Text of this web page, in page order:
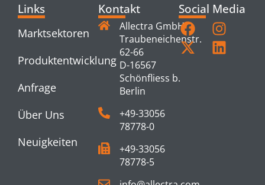
Links
Marktsektoren
Produktentwicklung
Anfrage
Über Uns
Neuigkeiten
Kontakt
Allectra GmbH
Traubeneichenstr.
62-66
D-16567
Schönfliess b.
Berlin
+49-33056
78778-0
+49-33056
78778-5
Social Media